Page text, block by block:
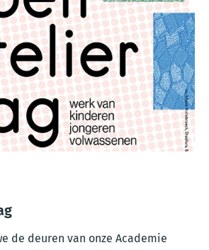
de deuren van onze Academie